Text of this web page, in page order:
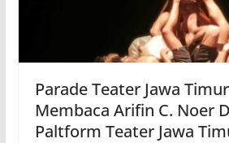
Parade Teater Jawa
Membaca Arifin C. Noer
Paltform Teater Jawa